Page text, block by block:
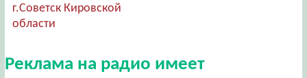
г.Советск Кировской
области
Реклама на радио имеет